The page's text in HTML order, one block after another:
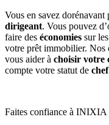
Vous en savez dorénavant
dirigeant. Vous pouvez
faire des économies sur les
votre prêt immobilier. Nos
vous aider à choisir votre
compte votre statut de
Faites confiance à INIXIA